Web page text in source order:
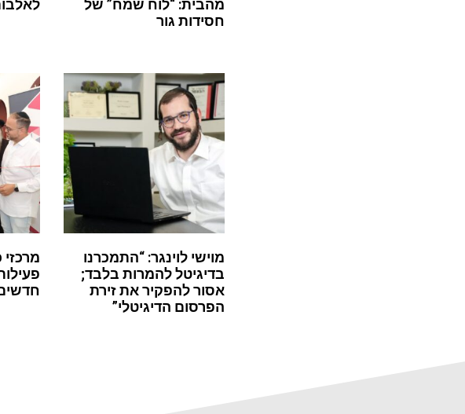
מהבית: “לוח שמח” של
חסידות גור
מוישי לוינגר: “התמכרנו
בדיגיטל להמרות בלבד;
אסור להפקיר את זירת
הפרסום הדיגיטלי”
מרכזי